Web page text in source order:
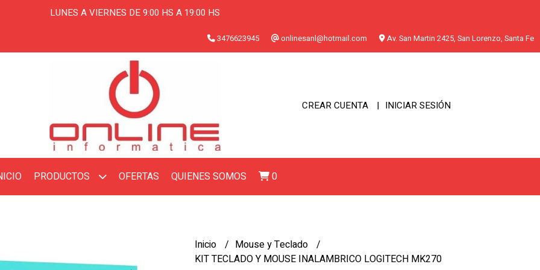
LUNES A VIERNES DE 9:00 HS A 19:00 HS
3476623945 onlinesanl@hotmail.com Av. San Martin 2425, San Lorenzo, Santa Fe
CREAR CUENTA INICIAR SESIÓN
PRODUCTOS OFERTAS QUIENES SOMOS 0
Inicio
Mouse y Teclado
KIT TECLADO Y MOUSE INALAMBRICO LOGITECH MK270